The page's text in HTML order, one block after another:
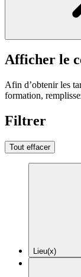
Afficher le
Afin d’obtenir les
formation,
Filtrer
Tout effacer
Lieu(x)